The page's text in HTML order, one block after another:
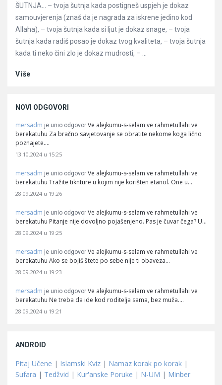
ŠUTNJA… – tvoja šutnja kada postigneš uspjeh je dokaz
samouvjerenja (znaš da je nagrada za iskrene jedino kod
Allaha), – tvoja šutnja kada si ljut je dokaz snage, – tvoja
šutnja kada radiš posao je dokaz tvog kvaliteta, – tvoja šutnja
kada ti neko čini zlo je dokaz mudrosti, – ...
Više
NOVI ODGOVORI
mersadm je unio odgovor Ve alejkumu-s-selam ve rahmetullahi ve
berekatuhu Za bračno savjetovanje se obratite nekome koga lično
poznajete.…
13.10.2024 u 15:25
mersadm je unio odgovor Ve alejkumu-s-selam ve rahmetullahi ve
berekatuhu Tražite tiknture u kojim nije korišten etanol. One u…
28.09.2024 u 19:26
mersadm je unio odgovor Ve alejkumu-s-selam ve rahmetullahi ve
berekatuhu Pitanje nije dovoljno pojašenjeno. Pas je čuvar čega? U…
28.09.2024 u 19:25
mersadm je unio odgovor Ve alejkumu-s-selam ve rahmetullahi ve
berekatuhu Ako se bojiš štete po sebe nije ti obaveza…
28.09.2024 u 19:23
mersadm je unio odgovor Ve alejkumu-s-selam ve rahmetullahi ve
berekatuhu Ne treba da ide kod roditelja sama, bez muža.…
28.09.2024 u 19:21
ANDROID
Pitaj Učene | Islamski Kviz | Namaz korak po korak |
Sufara | Tedžvid | Kur'anske Poruke | N-UM | Minber